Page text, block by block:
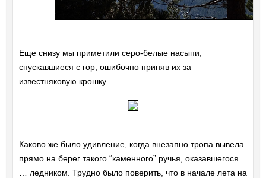
Еще снизу мы приметили серо-белые насыпи,
спускавшиеся с гор, ошибочно приняв их за
известняковую крошку.
Каково же было удивление, когда внезапно тропа вывела
прямо на берег такого “каменного” ручья, оказавшегося
… ледником. Трудно было поверить, что в начале лета на